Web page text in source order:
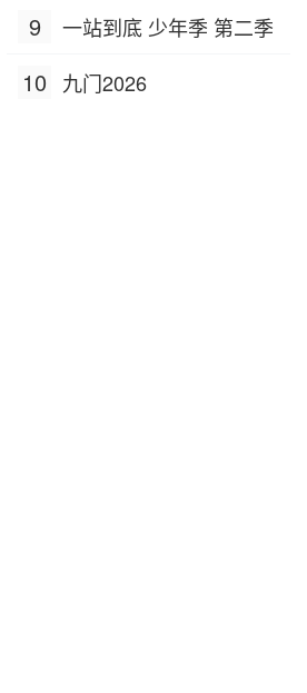
9 一站到底 少年季 第二季
10 九门2026